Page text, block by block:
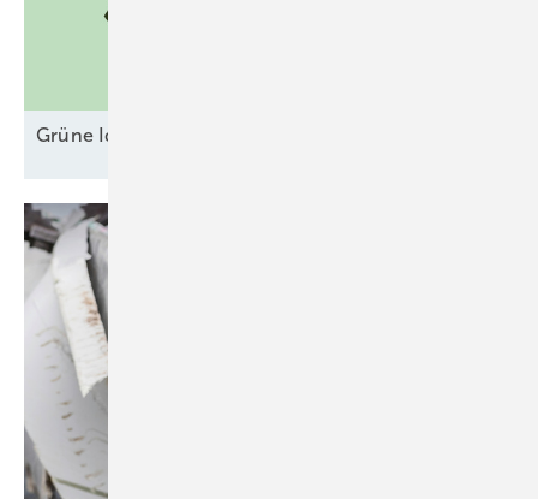
Grüne Ideen gegen unsichere